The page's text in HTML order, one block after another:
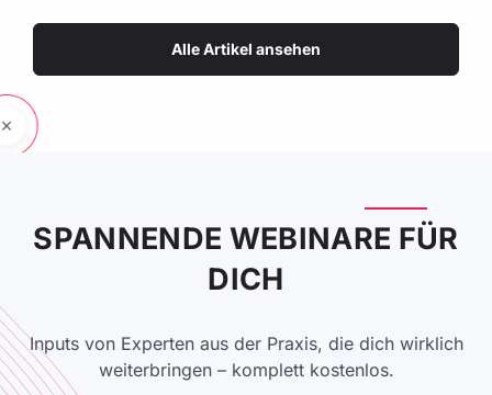
Alle Artikel ansehen
SPANNENDE WEBINARE FÜR
DICH
Inputs von Experten aus der Praxis, die dich wirklich
weiterbringen – komplett kostenlos.